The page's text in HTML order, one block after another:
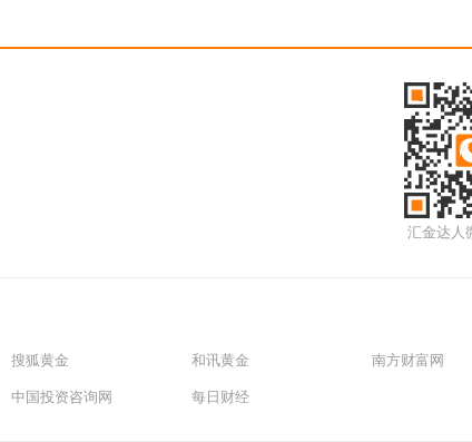
汇金达人
搜狐黄金 和讯黄金 南方财富网
中国投资咨询网 每日财经